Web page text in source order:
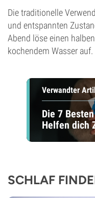
Die traditionelle
und entspannten
Abend löse einen
kochendem Wasser auf.
Verwandter
Die 7
Helfen dich
SCHLAF